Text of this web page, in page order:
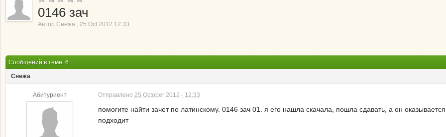
0146 зач
Автор Снежа , 25 Oct 2012 12:33
Сообщений в теме: 6
Снежа
Абитуриент Отправлено 25 October 2012 - 12:33
помогите найти зачет по латинскому. 0146 зач 01. я его нашла скачала, пошла сдавать, а он
подходит